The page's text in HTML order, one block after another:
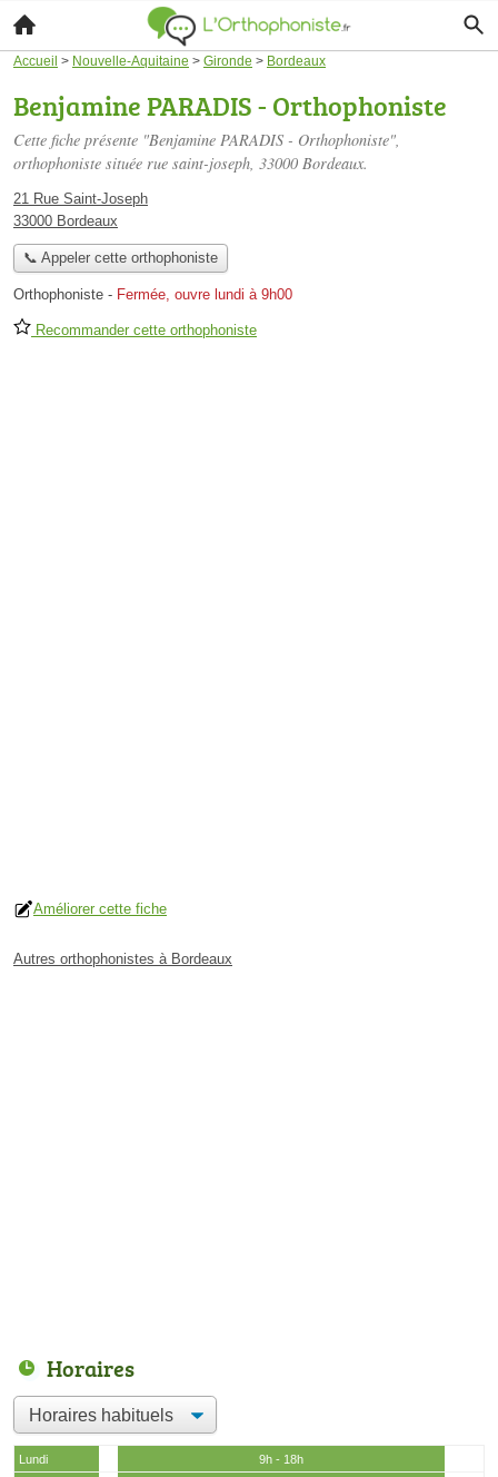
Accueil > Nouvelle-Aquitaine > Gironde > Bordeaux
Benjamine PARADIS - Orthophoniste
Cette fiche présente "Benjamine PARADIS - Orthophoniste",
orthophoniste située rue saint-joseph, 33000 Bordeaux.
21 Rue Saint-Joseph
33000 Bordeaux
📞 Appeler cette orthophoniste
Orthophoniste - Fermée, ouvre lundi à 9h00
Recommander cette orthophoniste
Améliorer cette fiche
Autres orthophonistes à Bordeaux
Horaires
Lundi
9h - 18h